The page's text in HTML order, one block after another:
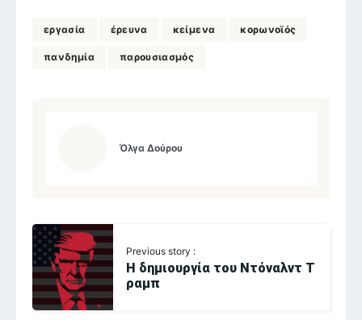
εργασία έρευνα κείμενα κορωνοϊός
πανδημία παρουσιασμός
Όλγα Δούρου
Previous story :
Η δημιουργία του Ντόναλντ Τ
ραμπ